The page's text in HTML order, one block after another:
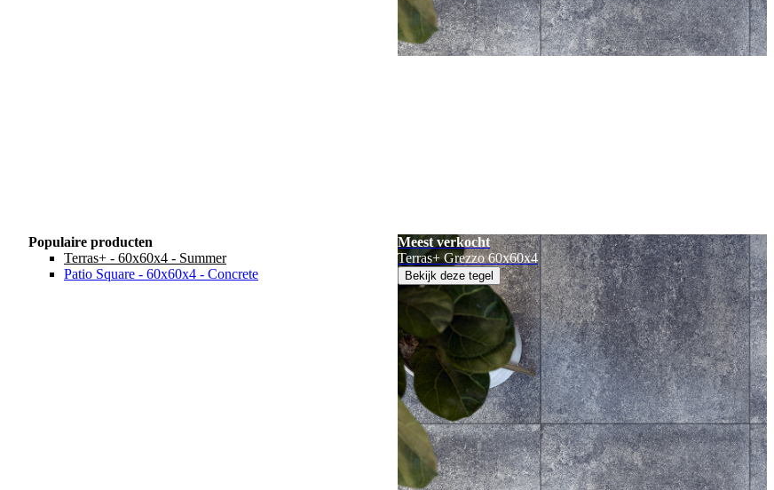
Populaire producten
Terras+ - 60x60x4 - Summer
Patio Square - 60x60x4 - Concrete
Meest verkocht
Terras+ Grezzo 60x60x4
Bekijk deze tegel